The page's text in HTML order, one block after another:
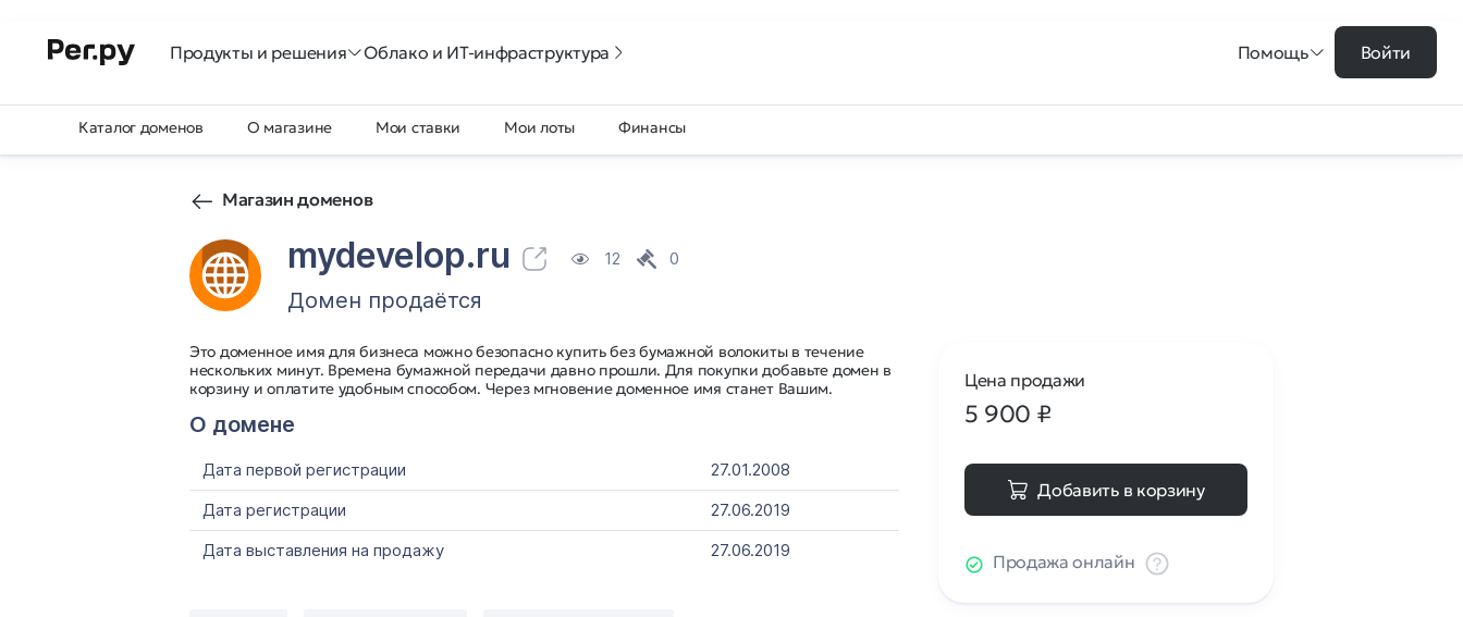
Продукты и решения Облако и ИТ-инфраструктура Помощь Войти
Каталог доменов О магазине Мои ставки Мои лоты Финансы
Магазин доменов
mydevelop.ru 12 0
Домен продаётся
Это доменное имя для бизнеса можно безопасно купить без бумажной волокиты в течение
нескольких минут. Времена бумажной передачи давно прошли. Для покупки добавьте домен в
корзину и оплатите удобным способом. Через мгновение доменное имя станет Вашим.
О домене
Дата первой регистрации
27.01.2008
Дата регистрации
27.06.2019
Дата выставления на продажу
27.06.2019
Цена продажи
5 900 ₽
Добавить в корзину
Продажа онлайн